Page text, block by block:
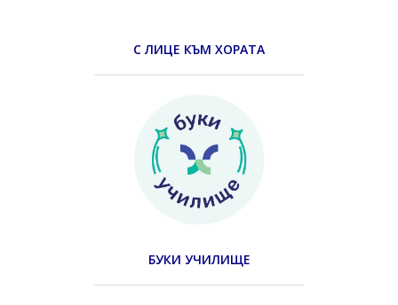
С ЛИЦЕ КЪМ ХОРАТА
БУКИ УЧИЛИЩЕ